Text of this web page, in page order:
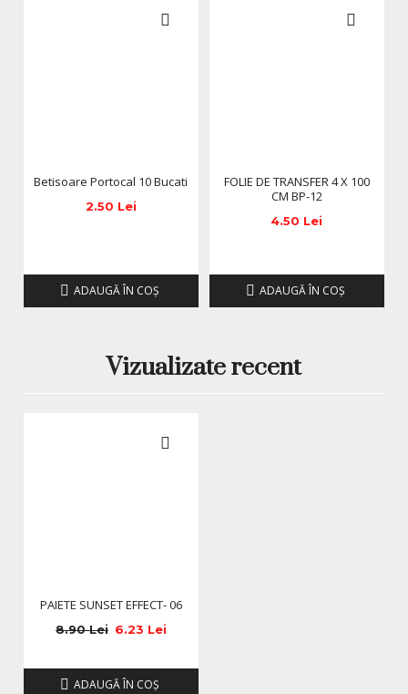
Betisoare Portocal 10 Bucati
2.50 Lei
ADAUGĂ ÎN COŞ
FOLIE DE TRANSFER 4 X 100
CM BP-12
4.50 Lei
ADAUGĂ ÎN COŞ
Vizualizate recent
PAIETE SUNSET EFFECT- 06
6.23 Lei
8.90 Lei
ADAUGĂ ÎN COŞ